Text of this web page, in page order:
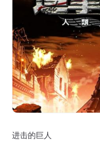
进击的巨人